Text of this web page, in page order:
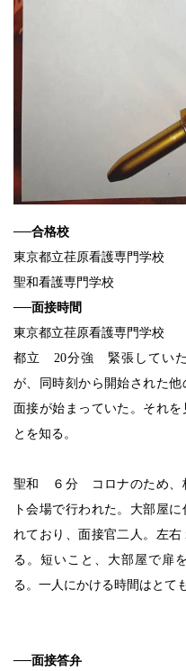
──合格校
東京都立荏原看護専門学校
聖和看護専門学校
──面接時間
東京都立荏原看護専門学校
都立 20分強 緊張してい
が、同時刻から開始された
面接が始まっていた。それ
とを知る。
聖和 ６分 コロナのため、
ト会場で行われた。大部屋
れており、面接官二人。左
る。短いこと、大部屋で扉
る。一人にかける時間はとて
──面接答弁